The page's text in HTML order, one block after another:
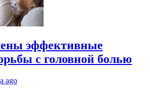
эффективные
с головной болью
ago